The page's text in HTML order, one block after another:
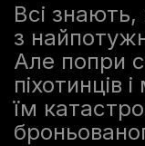
Всі
з
Але попри
піхотинців
їм